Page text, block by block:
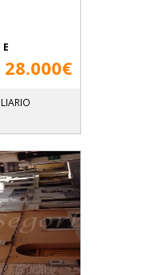
28.000€